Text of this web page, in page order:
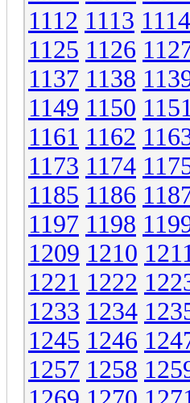
1112 1113 1114
1125 1126
1137 1138
1149 1150 1151
1161 1162
1173 1174
1185 1186
1197 1198
1209 1210 1211
1221 1222
1233 1234
1245 1246
1257 1258